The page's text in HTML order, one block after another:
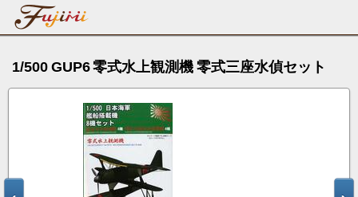
1/500 GUP6 零式水上観測機 零式三座水偵セット